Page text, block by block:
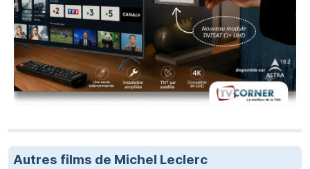
Autres films de Michel Leclerc